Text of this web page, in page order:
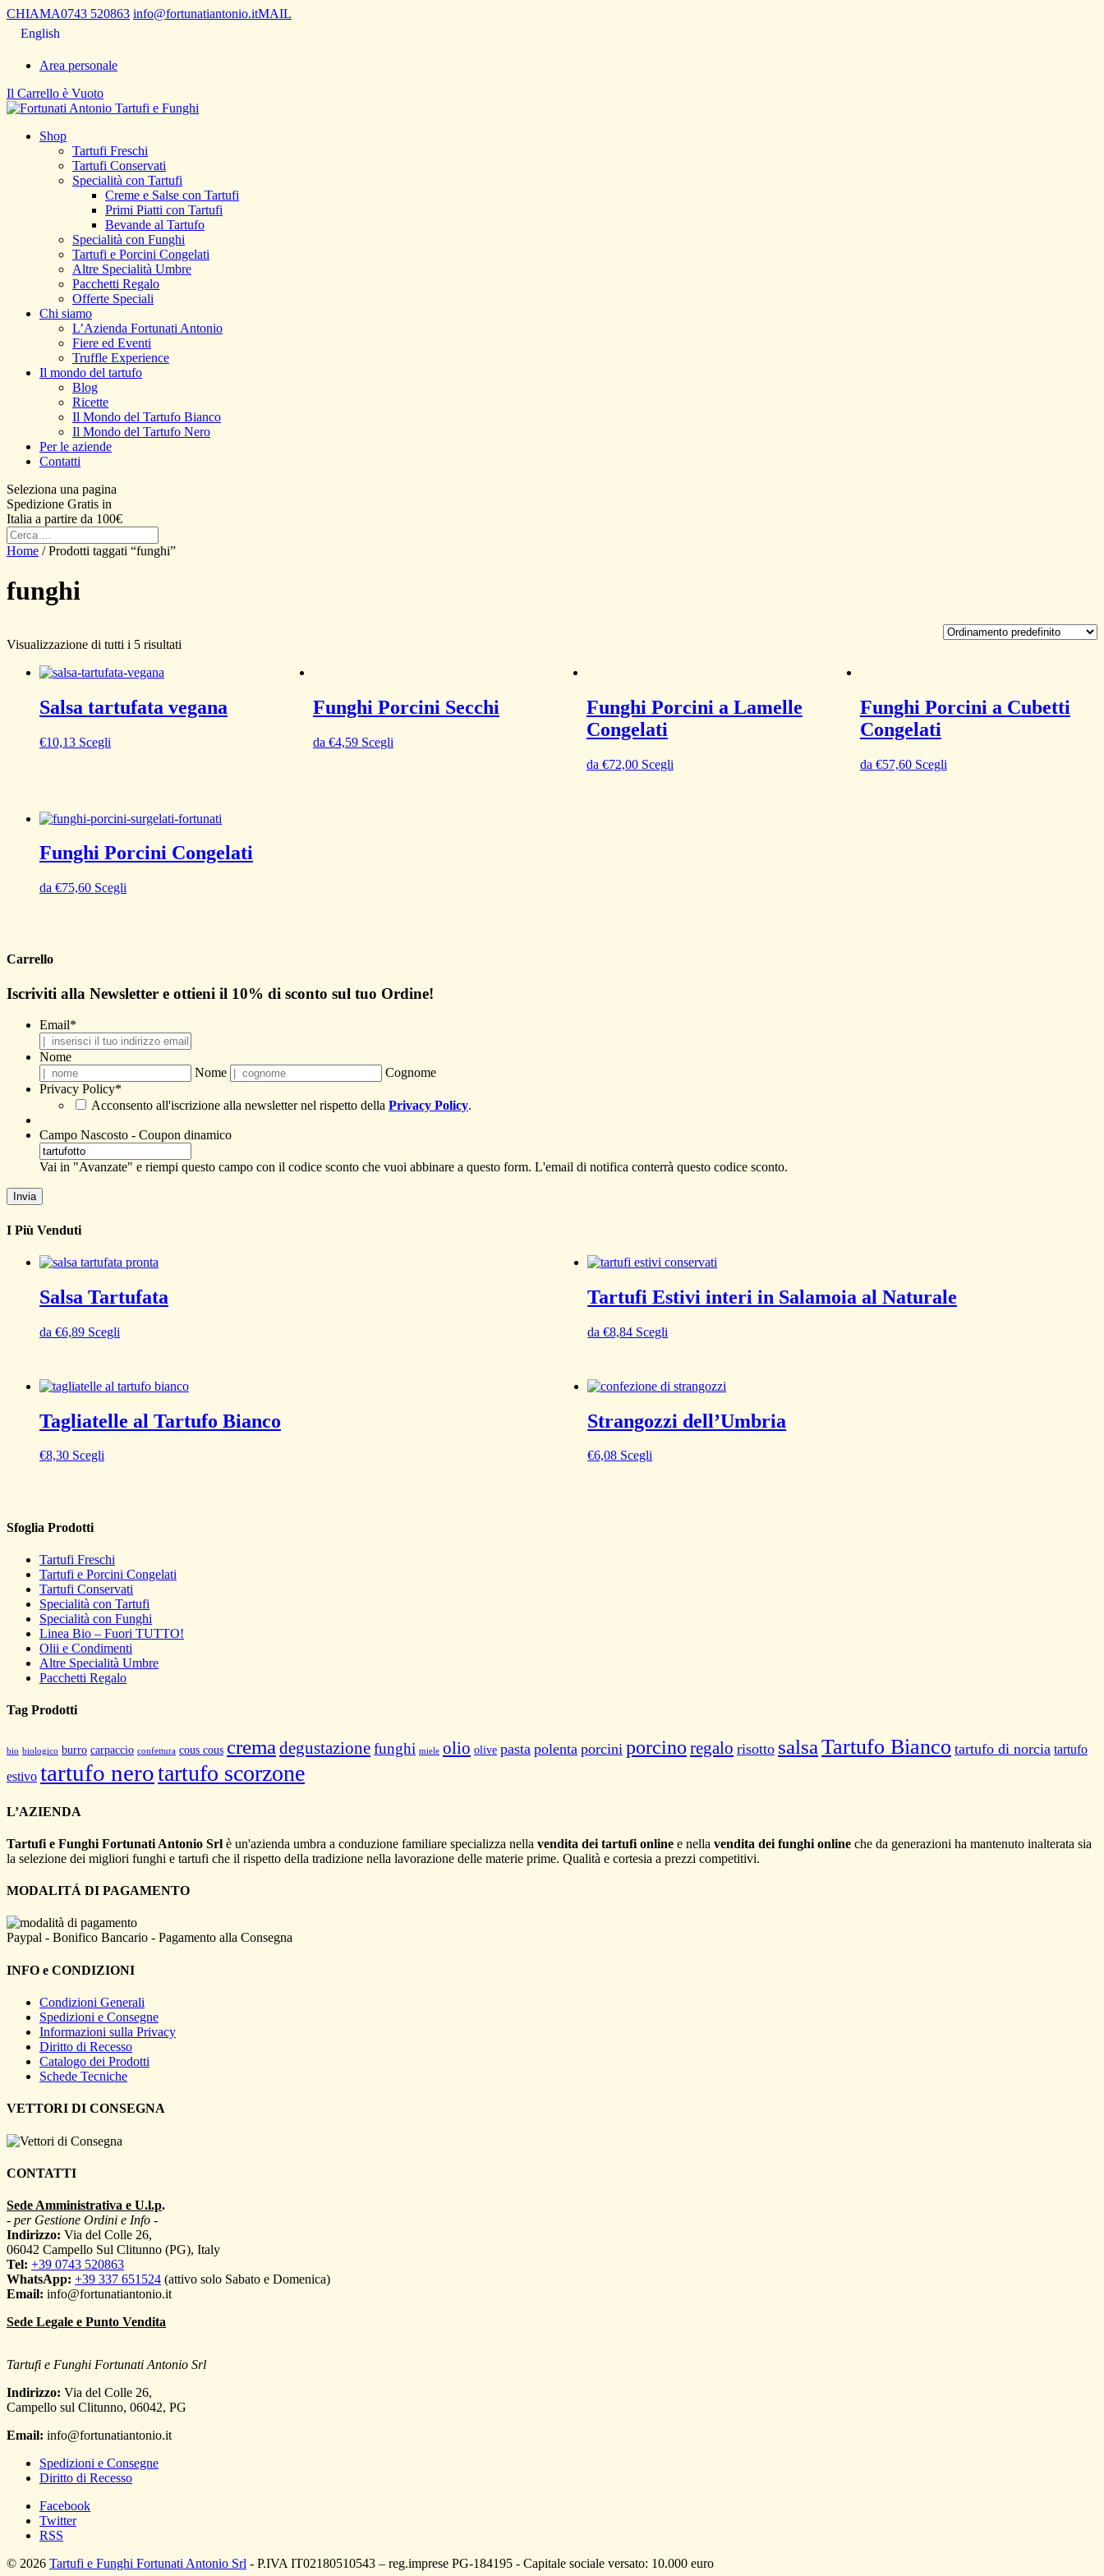
CHIAMA0743 520863 info@fortunatiantonio.itMAIL
English
Area personale
Il Carrello è Vuoto
Shop
Tartufi Freschi
Tartufi Conservati
Specialità con Tartufi
Creme e Salse con Tartufi
Primi Piatti con Tartufi
Bevande al Tartufo
Specialità con Funghi
Tartufi e Porcini Congelati
Altre Specialità Umbre
Pacchetti Regalo
Offerte Speciali
Chi siamo
L’Azienda Fortunati Antonio
Fiere ed Eventi
Truffle Experience
Il mondo del tartufo
Blog
Ricette
Il Mondo del Tartufo Bianco
Il Mondo del Tartufo Nero
Per le aziende
Contatti
Seleziona una pagina
Spedizione Gratis in
Italia a partire da 100€
Home / Prodotti taggati “funghi”
funghi
Visualizzazione di tutti i 5 risultati
Salsa tartufata vegana
€10,13 Scegli
Funghi Porcini Secchi
da €4,59 Scegli
Funghi Porcini a Lamelle
Congelati
da €72,00 Scegli
Funghi Porcini a Cubetti
Congelati
da €57,60 Scegli
Funghi Porcini Congelati
da €75,60 Scegli
Carrello
Iscriviti alla Newsletter e ottieni il 10% di sconto sul tuo Ordine!
Email*
Nome
Nome
Cognome
Privacy Policy*
Acconsento all'iscrizione alla newsletter nel rispetto della Privacy Policy.
Campo Nascosto - Coupon dinamico
Vai in "Avanzate" e riempi questo campo con il codice sconto che vuoi abbinare a questo form. L'email di notifica conterrà questo codice sconto.
I Più Venduti
Salsa Tartufata
da €6,89 Scegli
Tartufi Estivi interi in Salamoia al Naturale
da€8,84 Scegli
Tagliatelle al Tartufo Bianco
€8,30 Scegli
Strangozzi dell’Umbria
€6,08 Scegli
Sfoglia Prodotti
Tartufi Freschi
Tartufi e Porcini Congelati
Tartufi Conservati
Specialità con Tartufi
Specialità con Funghi
Linea Bio – Fuori TUTTO!
Olii e Condimenti
Altre Specialità Umbre
Pacchetti Regalo
Tag Prodotti
bio biologico burro carpaccio confettura cous cous cremadegustazionefunghi miele olio olive pasta polenta porcini porcino regalo risotto salsaTartufo Bianco tartufo di norcia tartufo
estivo tartufo nerotartufo scorzone
L’AZIENDA
Tartufi e Funghi Fortunati Antonio Srl è un'azienda umbra a conduzione familiare specializza nella vendita dei tartufi online e nella vendita dei funghi online che da generazioni ha mantenuto inalterata sia
la selezione dei migliori funghi e tartufi che il rispetto della tradizione nella lavorazione delle materie prime. Qualità e cortesia a prezzi competitivi.
MODALITÁ DI PAGAMENTO
Paypal - Bonifico Bancario - Pagamento alla Consegna
INFO e CONDIZIONI
Condizioni Generali
Spedizioni e Consegne
Informazioni sulla Privacy
Diritto di Recesso
Catalogo dei Prodotti
Schede Tecniche
VETTORI DI CONSEGNA
CONTATTI
Sede Amministrativa e U.l.p.
- per Gestione Ordini e Info -
Indirizzo: Via del Colle 26,
06042 Campello Sul Clitunno (PG), Italy
Tel: +39 0743 520863
WhatsApp: +39 337 651524 (attivo solo Sabato e Domenica)
Email: info@fortunatiantonio.it
Sede Legale e Punto Vendita
Tartufi e Funghi Fortunati Antonio Srl
Indirizzo: Via del Colle 26,
Campello sul Clitunno, 06042, PG
Email: info@fortunatiantonio.it
Spedizioni e Consegne
Diritto di Recesso
Facebook
Twitter
RSS
© 2026 Tartufi e Funghi Fortunati Antonio Srl - P.IVA IT02180510543 – reg.imprese PG-184195 - Capitale sociale versato: 10.000 euro